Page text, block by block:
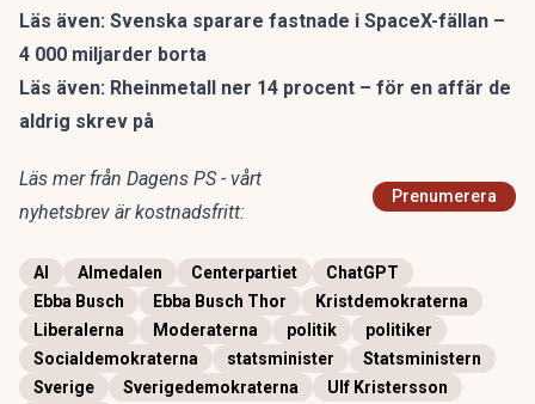
Läs även: Svenska sparare fastnade i SpaceX-fällan –
4 000 miljarder borta
Läs även: Rheinmetall ner 14 procent – för en affär de
aldrig skrev på
Läs mer från Dagens PS - vårt
nyhetsbrev är kostnadsfritt:
Prenumerera
AI Almedalen Centerpartiet
ChatGPT
Ebba Busch
Ebba Busch Thor
Kristdemokraterna
Liberalerna
Moderaterna politik
politiker
Socialdemokraterna
statsminister
Statsministern
Sverige
Sverigedemokraterna
Ulf Kristersson